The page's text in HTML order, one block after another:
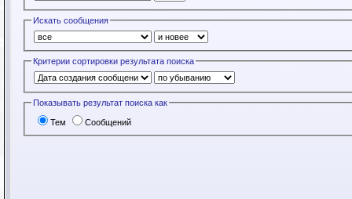
Искать сообщения
Критерии сортировки результата поиска
Показывать результат поиска как
Тем Сообщений